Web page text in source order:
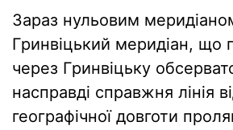
Зараз нульовим
Гринвіцький меридіан, що
через Гринвіцьку
насправді справжня лінія
географічної довготи